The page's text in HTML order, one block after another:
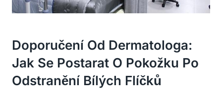
Doporučení Od Dermatologa:
Jak Se⁢ Postarat O Pokožku Po
Odstranění Bílých ⁤flíčků